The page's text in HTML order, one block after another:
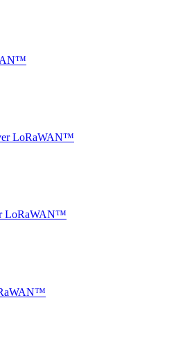
LoRaWAN™
LoRaWAN™